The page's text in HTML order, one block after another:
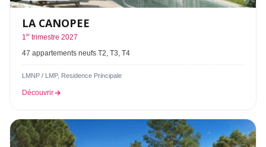
LA CANOPEE
1 er trimestre 2027
47 appartements neufs T2, T3, T4
LMNP / LMP, Residence Principale
Découvrir